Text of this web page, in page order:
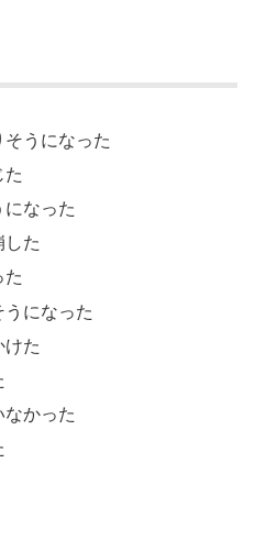
うになった
なった
た
になった
た
かった